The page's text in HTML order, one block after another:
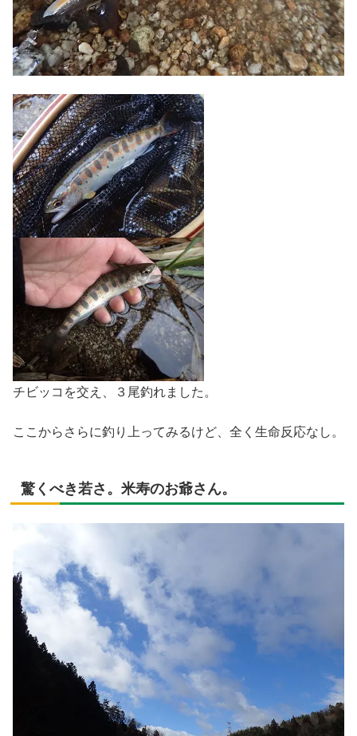
チビッコを交え、３尾釣れました。
ここからさらに釣り上ってみるけど、全く生命反応なし。
驚くべき若さ。米寿のお爺さん。